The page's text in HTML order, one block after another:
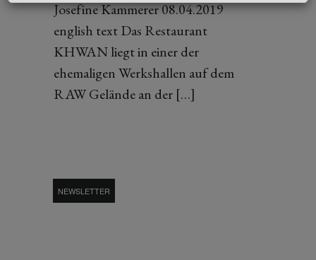
Josefine Kammerer 08.04.2019
english text Das Restaurant
KHWAN liegt in einer der
ehemaligen Werkshallen auf dem
RAW Gelände an der […]
NEWSLETTER